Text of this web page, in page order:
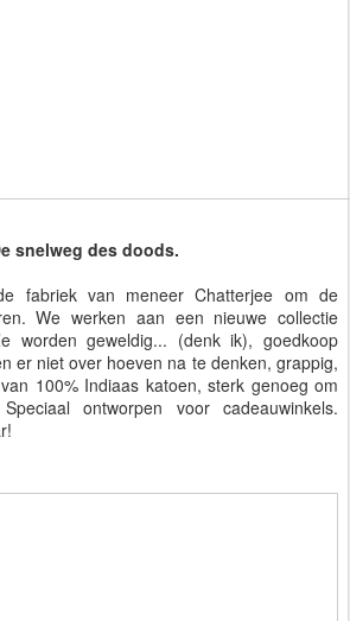
snelweg des doods.
fabriek van meneer Chatterjee om de
We werken aan een nieuwe collectie
worden geweldig... (denk ik), goedkoop
er niet over hoeven na te denken, grappig,
100% Indiaas katoen, sterk genoeg om
ontworpen voor cadeauwinkels.